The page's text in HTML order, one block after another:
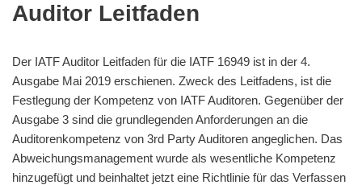
Auditor Leitfaden
Der IATF Auditor Leitfaden für die IATF 16949 ist in der 4.
Ausgabe Mai 2019 erschienen. Zweck des Leitfadens, ist die
Festlegung der Kompetenz von IATF Auditoren. Gegenüber der
Ausgabe 3 sind die grundlegenden Anforderungen an die
Auditorenkompetenz von 3rd Party Auditoren angeglichen. Das
Abweichungsmanagement wurde als wesentliche Kompetenz
hinzugefügt und beinhaltet jetzt eine Richtlinie für das Verfassen